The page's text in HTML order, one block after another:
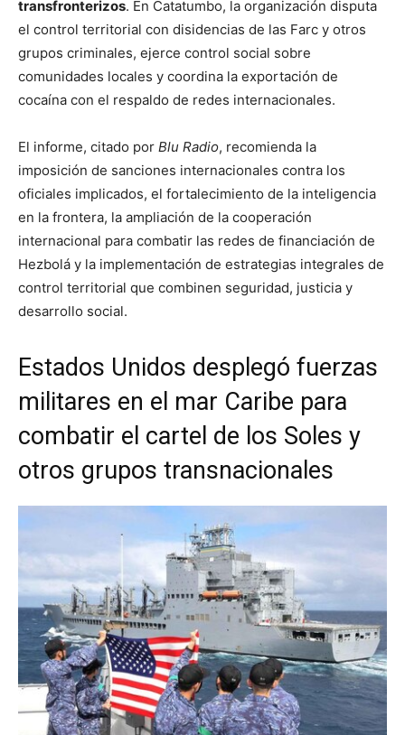
transfronterizos. En Catatumbo, la organización disputa
el control territorial con disidencias de las Farc y otros
grupos criminales, ejerce control social sobre
comunidades locales y coordina la exportación de
cocaína con el respaldo de redes internacionales.
El informe, citado por Blu Radio, recomienda la
imposición de sanciones internacionales contra los
oficiales implicados, el fortalecimiento de la inteligencia
en la frontera, la ampliación de la cooperación
internacional para combatir las redes de financiación de
Hezbolá y la implementación de estrategias integrales de
control territorial que combinen seguridad, justicia y
desarrollo social.
Estados Unidos desplegó fuerzas
militares en el mar Caribe para
combatir el cartel de los Soles y
otros grupos transnacionales